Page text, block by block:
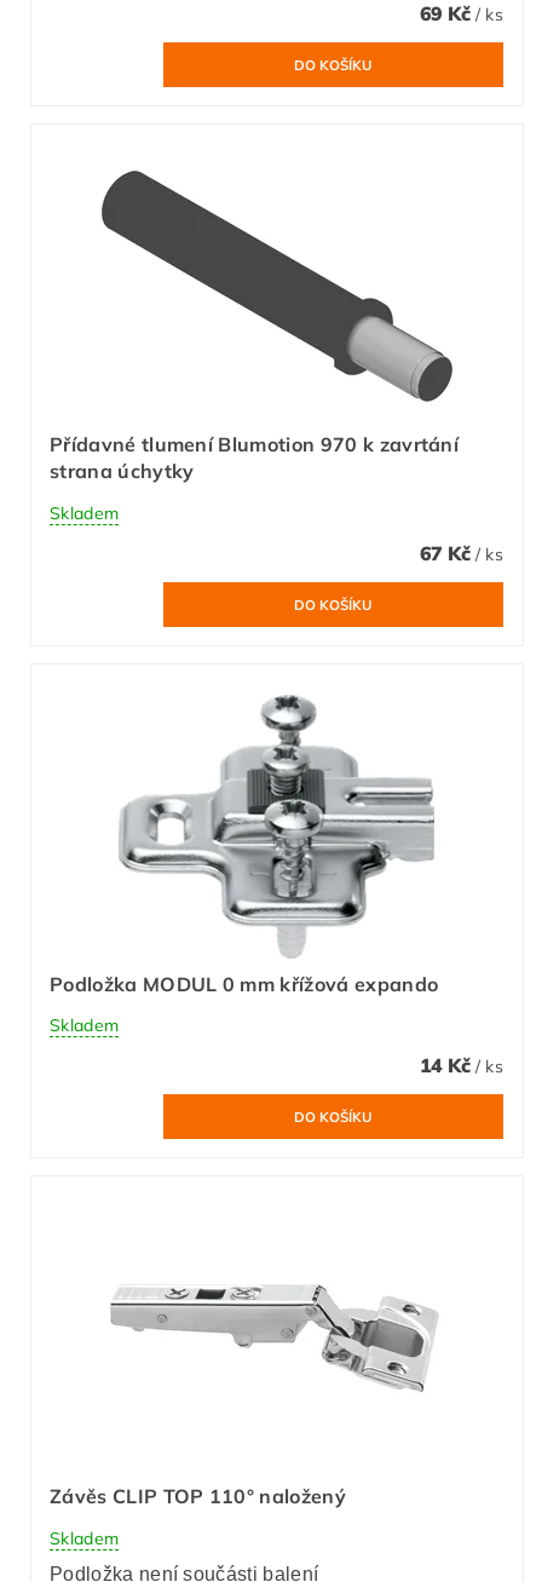
69 Kč / ks
Přídavné tlumení Blumotion 970 k zavrtání
strana úchytky
Skladem
67 Kč / ks
Podložka MODUL 0 mm křížová expando
Skladem
14 Kč / ks
Závěs CLIP TOP 110° naložený
Skladem
Podložka není součásti balení